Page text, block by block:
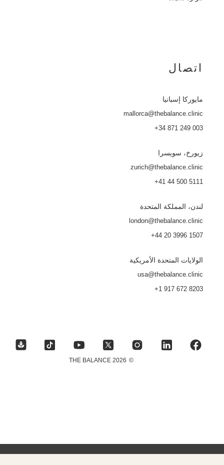
اتصال
مايوركا إسبانيا
mallorca@thebalance.clinic
+34 871 249 003
زيورخ، سويسرا
zurich@thebalance.clinic
+41 44 500 5111
لندن، المملكة المتحدة
london@thebalance.clinic
+44 20 3996 1507
الولايات المتحدة الأمريكية
usa@thebalance.clinic
+1 917 672 8203
©
2026 THE BALANCE